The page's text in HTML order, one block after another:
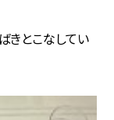
きとこなしてい